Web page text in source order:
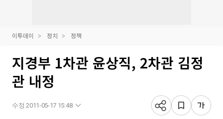
이투데이 정치 정책
지경부 1차관 윤상직, 2차관 김정
관 내정
수정 2011-05-17 15:48